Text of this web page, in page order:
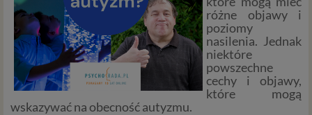
różne objawy i
poziomy
nasilenia. Jednak
niektóre
powszechne
cechy i objawy,
które mogą
wskazywać na obecność autyzmu.